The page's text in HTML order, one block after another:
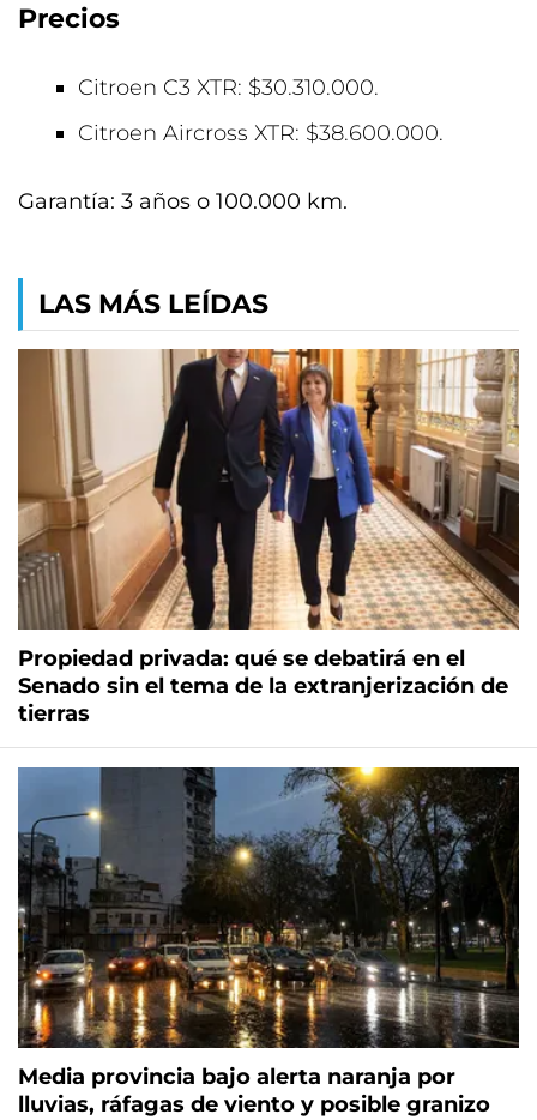
Precios
Citroen C3 XTR: $30.310.000.
Citroen Aircross XTR: $38.600.000.
Garantía: 3 años o 100.000 km.
LAS MÁS LEÍDAS
Propiedad privada: qué se debatirá en el
Senado sin el tema de la extranjerización de
tierras
Media provincia bajo alerta naranja por
lluvias, ráfagas de viento y posible granizo